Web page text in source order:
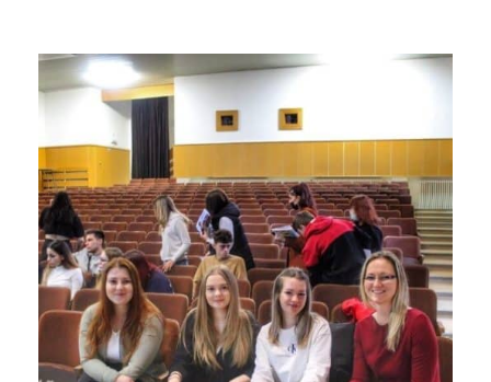
AKO CESTOVAŤ